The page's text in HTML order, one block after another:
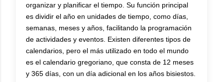
organizar y planificar el tiempo. Su función principal
es dividir el año en unidades de tiempo, como días,
semanas, meses y años, facilitando la programación
de actividades y eventos. Existen diferentes tipos de
calendarios, pero el más utilizado en todo el mundo
es el calendario gregoriano, que consta de 12 meses
y 365 días, con un día adicional en los años bisiestos.